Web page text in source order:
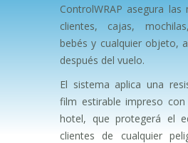
ControlWRAP asegura
clientes, cajas,
bebés y cualquier objeto,
después del vuelo.
El sistema aplica una
film estirable impreso
hotel, que protegerá el
clientes de cualquier